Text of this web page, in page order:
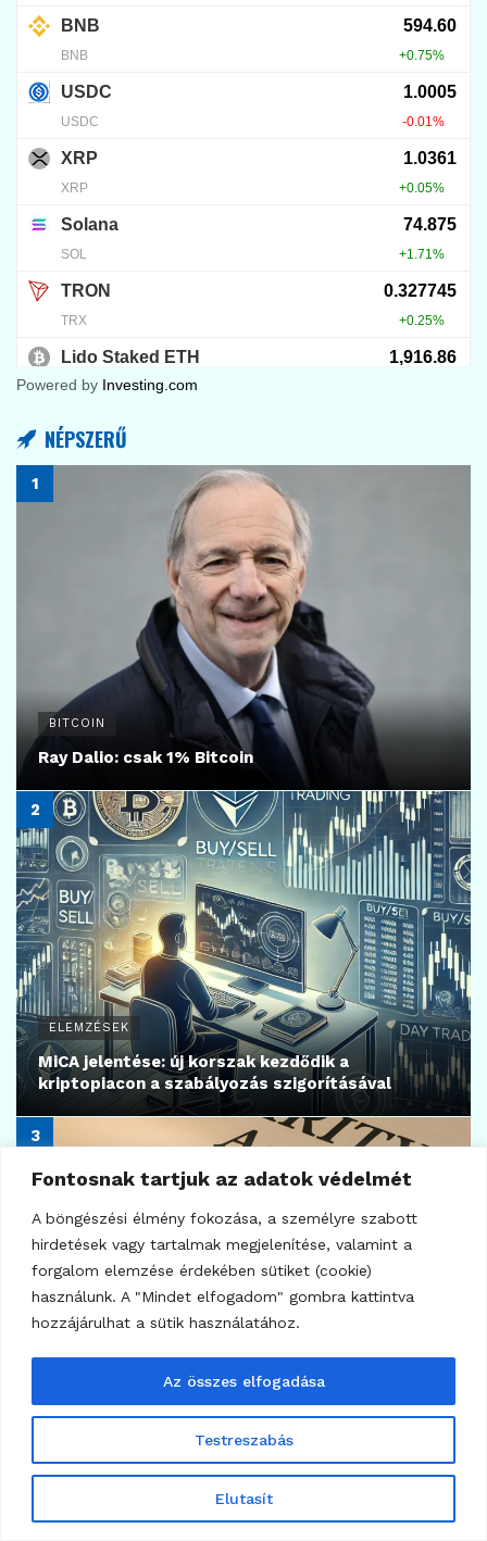
Fontosnak tartjuk az adatok védelmét
A böngészési élmény fokozása, a személyre szabott
hirdetések vagy tartalmak megjelenítése, valamint a
forgalom elemzése érdekében sütiket (cookie)
használunk. A "Mindet elfogadom" gombra kattintva
hozzájárulhat a sütik használatához.
Testreszabás
Elutasít
Az összes elfogadása
Powered by Investing.com
NÉPSZERŰ
BITCOIN
Ray Dalio: csak 1% Bitcoin
ELEMZÉSEK
MiCA jelentése: új korszak kezdődik a
kriptopiacon a szabályozás szigorításával
CLARITY Act – Minden, amit a kriptovilág iránt
érdeklődőknek tudniuk kell